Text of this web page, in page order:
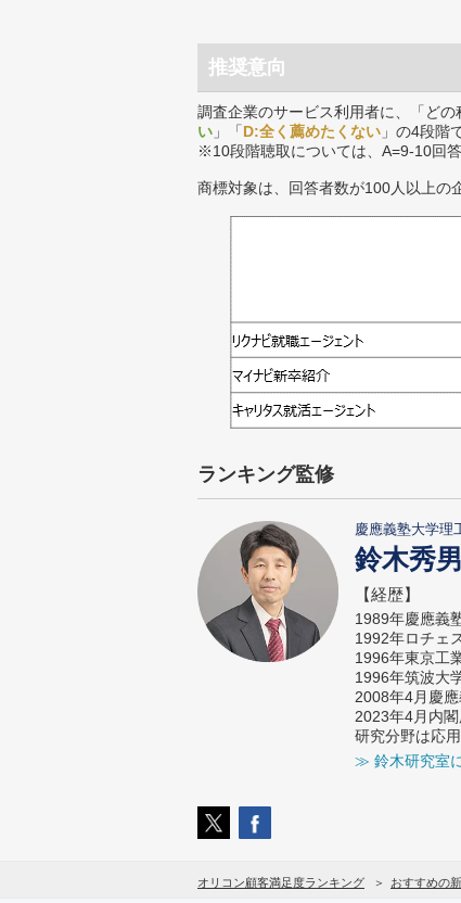
推奨意向
調査企業のサービス利用者に、「ど
い 」「D:全く薦めたくない 」の4段階
※10段階聴取については、A=9-10回
商標対象は、回答者数が100人以上の
ランキング監修
慶應義塾大学理
鈴木秀男
【経歴】
1989年慶應義
1992年ロチェ
1996年東京工
1996年筑波大
2008年4月慶
2023年4月内
研究分野は応
≫ 鈴木研究室
オリコン顧客満足度ランキング おすすめの